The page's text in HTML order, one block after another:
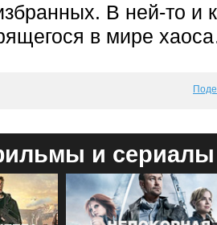
В ней-то и
в мире
и сериалы